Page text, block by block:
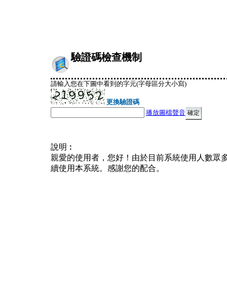
驗證碼檢查機制
請輸入您在下圖中看到的字元(字母區分大小寫)
更換驗證碼
播放圖檔聲音
說明︰
親愛的使用者，您好！由於目前系統使用人數眾
續使用本系統。感謝您的配合。